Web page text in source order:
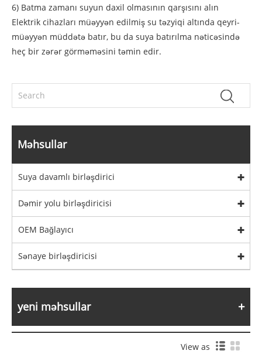
6) Batma zamanı suyun daxil olmasının qarşısını alın
Elektrik cihazları müəyyən edilmiş su təzyiqi altında qeyri-
müəyyən müddətə batır, bu da suya batırılma nəticəsində
heç bir zərər görməməsini təmin edir.
Məhsullar
Suya davamlı birləşdirici
Dəmir yolu birləşdiricisi
OEM Bağlayıcı
Sənaye birləşdiricisi
yeni məhsullar
View as